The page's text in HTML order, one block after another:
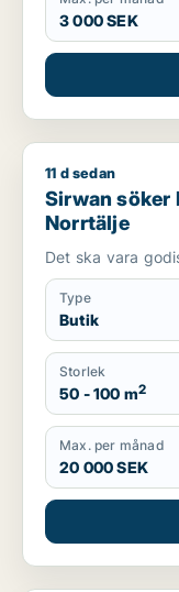
3 000 SEK
Sirwan söker
11 d sedan
Sirwan
Norrtälje
Det ska vara
Type
Butik
Storlek
50 - 100 m2
Max. per månad
20 000 SEK